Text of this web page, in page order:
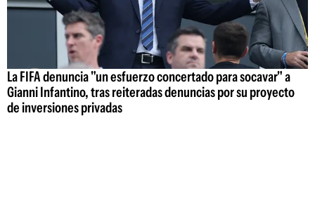
La FIFA denuncia "un esfuerzo concertado para socavar" a
Gianni Infantino, tras reiteradas denuncias por su proyecto
de inversiones privadas